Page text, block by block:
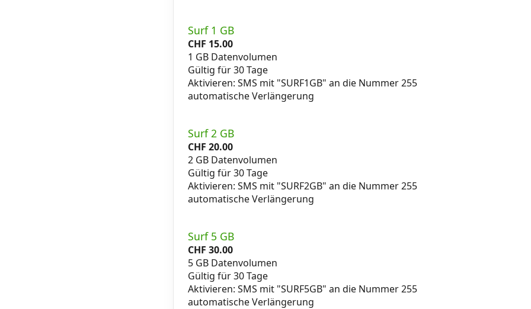
Surf 1 GB
CHF 15.00
1 GB Datenvolumen
Gültig für 30 Tage
Aktivieren: SMS mit "SURF1GB" an die Nummer 255
automatische Verlängerung
Surf 2 GB
CHF 20.00
2 GB Datenvolumen
Gültig für 30 Tage
Aktivieren: SMS mit "SURF2GB" an die Nummer 255
automatische Verlängerung
Surf 5 GB
CHF 30.00
5 GB Datenvolumen
Gültig für 30 Tage
Aktivieren: SMS mit "SURF5GB" an die Nummer 255
automatische Verlängerung